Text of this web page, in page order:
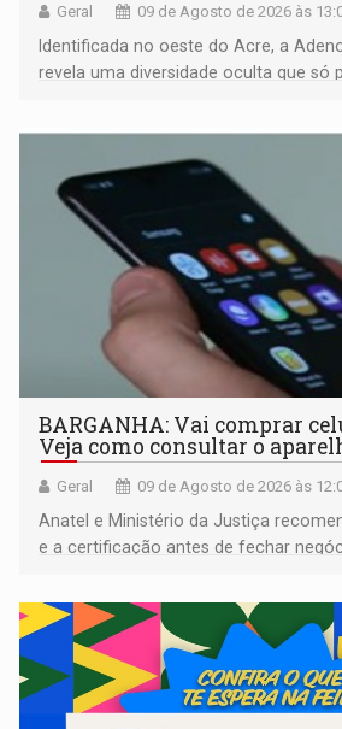
Geral 09 de Agosto de 2026 às
Identificada no oeste do Acre, a
revela uma diversidade oculta que só
BARGANHA: Vai comprar
Veja como consultar o
Geral 09 de Agosto de 2026 às
Anatel e Ministério da Justiça
e a certificação antes de fechar